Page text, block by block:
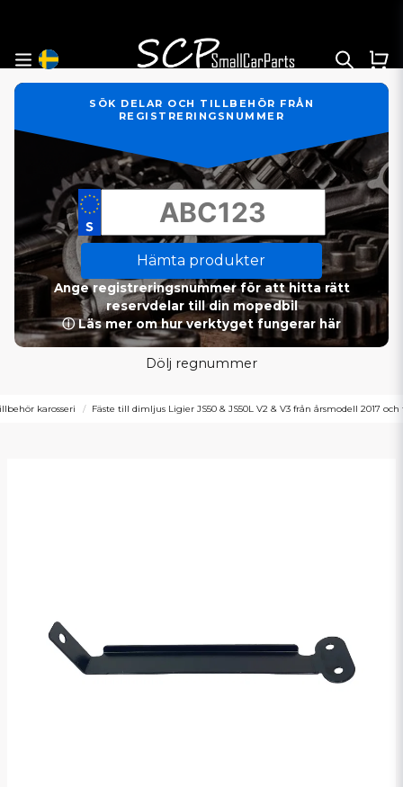
SÖK DELAR OCH TILLBEHÖR FRÅN
REGISTRERINGSNUMMER
Hämta produkter
Ange registreringsnummer för att hitta rätt
reservdelar till din mopedbil
ⓘ Läs mer om hur verktyget fungerar här
Dölj regnummer
karosseri Fäste till dimljus Ligier JS50 & JS50L V2 & V3 från årsmodell 2017